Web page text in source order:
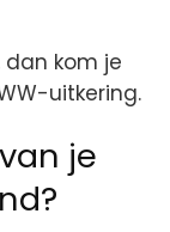
kom je
uitkering.
je